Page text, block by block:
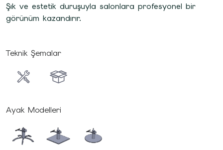
Şık ve estetik duruşuyla salonlara profesyonel bir
görünüm kazandırır.
Teknik Şemalar
Ayak Modelleri